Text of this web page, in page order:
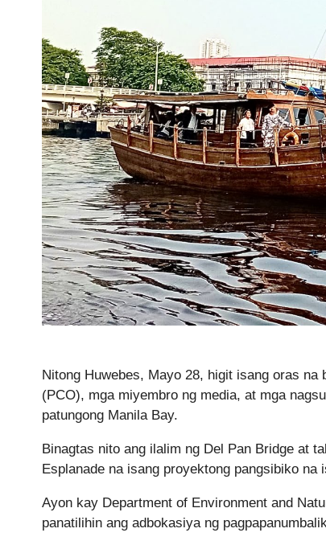
Nitong Huwebes, Mayo 28, higit isang oras
(PCO), mga miyembro ng media, at mga
patungong Manila Bay.
Binagtas nito ang ilalim ng Del Pan Bridge at
Esplanade na isang proyektong pangsibiko
Ayon kay Department of Environment and
panatilihin ang adbokasiya ng